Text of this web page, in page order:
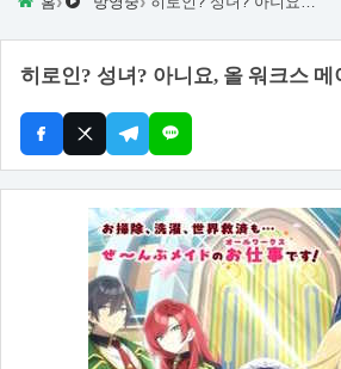
히로인? 성녀? 아니요, 올 워크스